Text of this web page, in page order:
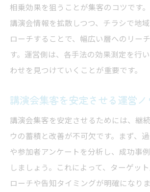
相乗効果を狙うことが集客のコツです。
講演会情報を拡散しつつ、チラシで地
ローチすることで、幅広い層へのリー
す。運営側は、各手法の効果測定を行
わせを見つけていくことが重要です。
講演会集客を安定させる運営ノ
講演会集客を安定させるためには、継
ウの蓄積と改善が不可欠です。まず、
や参加者アンケートを分析し、成功事
しましょう。これによって、ターゲッ
ローチや告知タイミングが明確になりま